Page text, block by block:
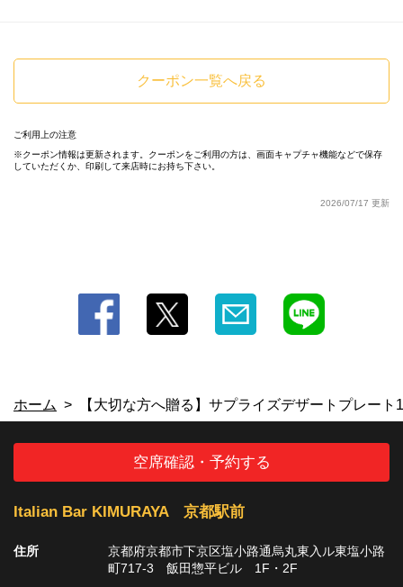
クーポン一覧へ戻る
ご利用上の注意
クーポン情報は更新されます。クーポンをご利用の方は、画面キャプチャ機能などで保存
していただくか、印刷して来店時にお持ち下さい。
2026/07/17 更新
閉じる
ホーム 【大切な方へ贈る】サプライズデザートプレー
空席確認・予約する
Italian Bar KIMURAYA 京都駅前
住所
京都府京都市下京区塩小路通烏丸東入ル東塩小路
町717-3 飯田惣平ビル 1F・2F